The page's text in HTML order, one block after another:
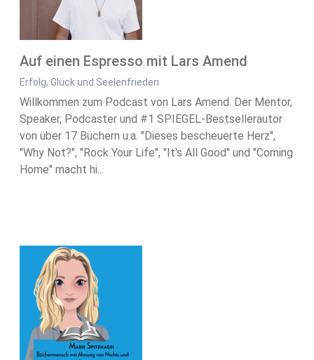
Auf einen Espresso mit Lars Amend
Erfolg, Glück und Seelenfrieden
Willkommen zum Podcast von Lars Amend. Der Mentor,
Speaker, Podcaster und #1 SPIEGEL-Bestsellerautor
von über 17 Büchern u.a. "Dieses bescheuerte Herz",
"Why Not?", "Rock Your Life", "It's All Good" und "Coming
Home" macht hi...